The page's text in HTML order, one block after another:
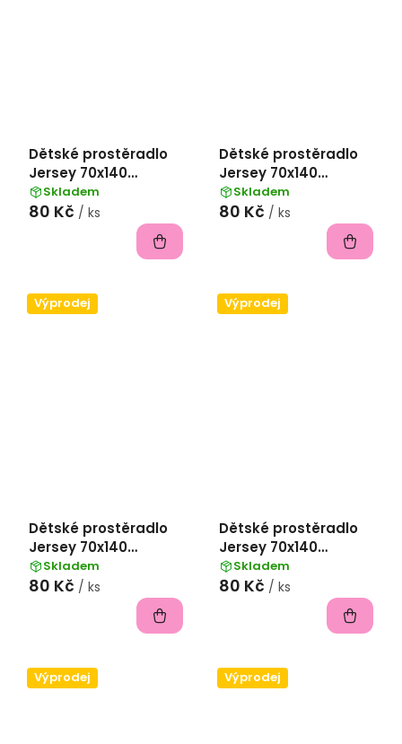
Dětské prostěradlo
Jersey 70x140
II.jakost - fialová
Skladem
80 Kč / ks
Dětské prostěradlo
Jersey 70x140
II.jakost - bílá
Skladem
80 Kč / ks
Výprodej
Dětské prostěradlo
Jersey 70x140
II.jakost - červená
Skladem
80 Kč / ks
Výprodej
Dětské prostěradlo
Jersey 70x140
II.jakost - ořechová
Skladem
80 Kč / ks
Výprodej Výprodej